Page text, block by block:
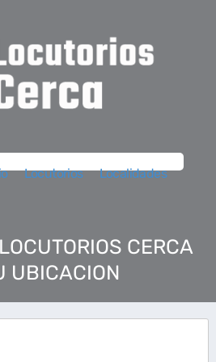
Locutorios Localidades
CERCA
UBICACION